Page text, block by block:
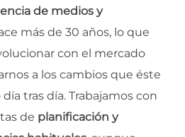
de medios y
más de 30 años, lo que
con el mercado
a los cambios que éste
tras día. Trabajamos con
de planificación y